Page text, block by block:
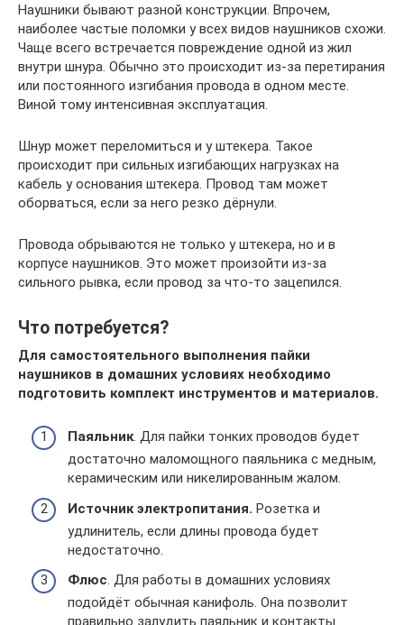
Наушники бывают разной конструкции. Впрочем,
наиболее частые поломки у всех видов наушников схожи.
Чаще всего встречается повреждение одной из жил
внутри шнура. Обычно это происходит из-за перетирания
или постоянного изгибания провода в одном месте.
Виной тому интенсивная эксплуатация.
Шнур может переломиться и у штекера. Такое
происходит при сильных изгибающих нагрузках на
кабель у основания штекера. Провод там может
оборваться, если за него резко дёрнули.
Провода обрываются не только у штекера, но и в
корпусе наушников. Это может произойти из-за
сильного рывка, если провод за что-то зацепился.
Что потребуется?
Для самостоятельного выполнения пайки
наушников в домашних условиях необходимо
подготовить комплект инструментов и материалов.
Паяльник. Для пайки тонких проводов будет
достаточно маломощного паяльника с медным,
керамическим или никелированным жалом.
Источник электропитания. Розетка и
удлинитель, если длины провода будет
недостаточно.
Флюс. Для работы в домашних условиях
подойдёт обычная канифоль. Она позволит
правильно залудить паяльник и контакты